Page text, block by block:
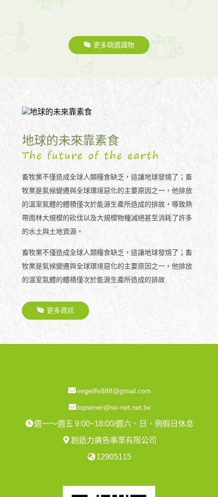
更多精選讀物
地球的未來靠素食
畜牧業不僅造成全球人類糧食缺乏，這讓地球發燒了；畜
牧業是氣候變遷與全球環境惡化的主要原因之一，他排放
的溫室氣體的體積僅次於能源生產所造成的排故，導致熱
帶雨林大規模的砍伐以及大規模物種滅絕甚至消耗了許多
的水土與土地資源。
畜牧業不僅造成全球人類糧食缺乏，這讓地球發燒了；畜
牧業是氣候變遷與全球環境惡化的主要原因之一，他排放
的溫室氣體的體積僅次於能源生產所造成的排故
更多資訊
vegelife888@gmail.com
topwiner@so-net.net.tw
週一～週五 9:00~18:00/週六、日，例假日休息
創造力廣告事業有限公司
12905115